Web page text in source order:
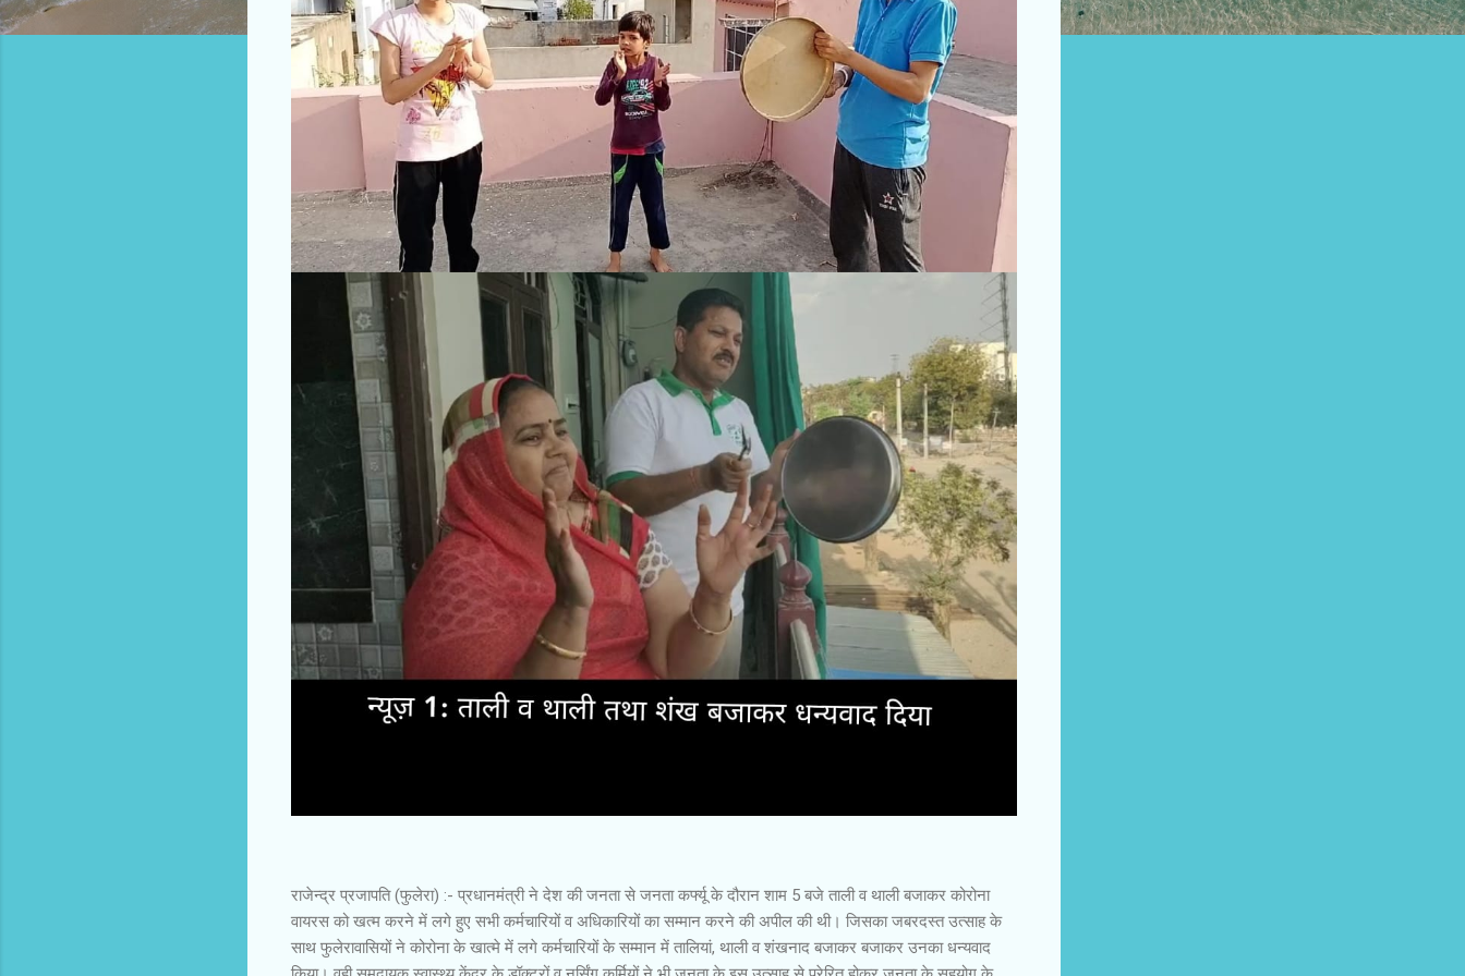
राजेन्द्र प्रजापति (फुलेरा) :- प्रधानमंत्री ने देश की जनता से जनता कर्फ्यू के दौरान शाम 5 बजे ताली व थाली बजाकर कोरोना
वायरस को खत्म करने में लगे हुए सभी कर्मचारियों व अधिकारियों का सम्मान करने की अपील की थी। जिसका जबरदस्त उत्साह के
साथ फुलेरावासियों ने कोरोना के खात्मे में लगे कर्मचारियों के सम्मान में तालियां, थाली व शंखनाद बजाकर बजाकर उनका धन्यवाद